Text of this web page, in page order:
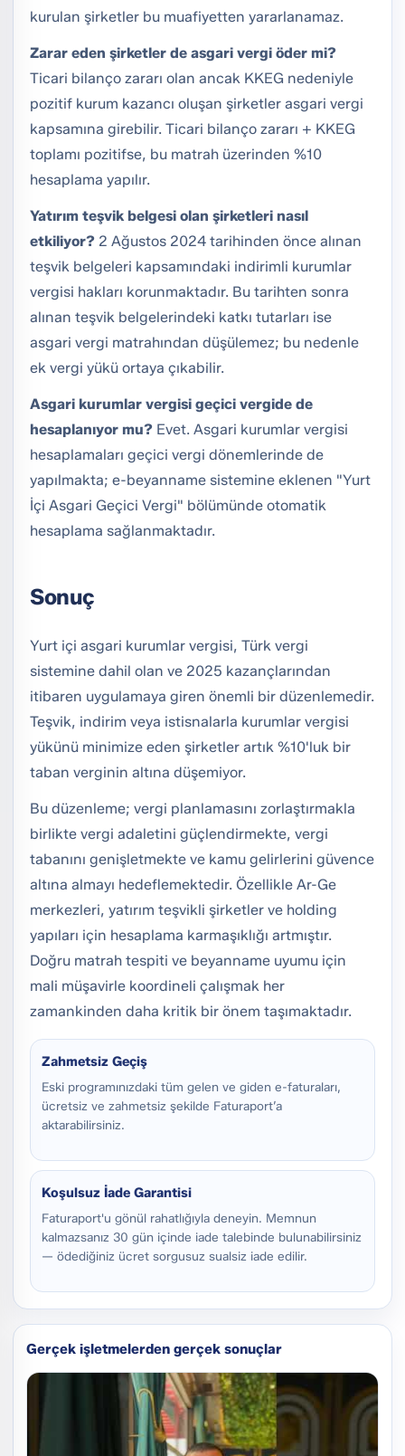
kurulan şirketler bu muafiyetten yararlanamaz.
Zarar eden şirketler de asgari vergi öder mi?
Ticari bilanço zararı olan ancak KKEG nedeniyle
pozitif kurum kazancı oluşan şirketler asgari vergi
kapsamına girebilir. Ticari bilanço zararı + KKEG
toplamı pozitifse, bu matrah üzerinden %10
hesaplama yapılır.
Yatırım teşvik belgesi olan şirketleri nasıl
etkiliyor? 2 Ağustos 2024 tarihinden önce alınan
teşvik belgeleri kapsamındaki indirimli kurumlar
vergisi hakları korunmaktadır. Bu tarihten sonra
alınan teşvik belgelerindeki katkı tutarları ise
asgari vergi matrahından düşülemez; bu nedenle
ek vergi yükü ortaya çıkabilir.
Asgari kurumlar vergisi geçici vergide de
hesaplanıyor mu? Evet. Asgari kurumlar vergisi
hesaplamaları geçici vergi dönemlerinde de
yapılmakta; e-beyanname sistemine eklenen "Yurt
İçi Asgari Geçici Vergi" bölümünde otomatik
hesaplama sağlanmaktadır.
Sonuç
Yurt içi asgari kurumlar vergisi, Türk vergi
sistemine dahil olan ve 2025 kazançlarından
itibaren uygulamaya giren önemli bir düzenlemedir.
Teşvik, indirim veya istisnalarla kurumlar vergisi
yükünü minimize eden şirketler artık %10'luk bir
taban verginin altına düşemiyor.
Bu düzenleme; vergi planlamasını zorlaştırmakla
birlikte vergi adaletini güçlendirmekte, vergi
tabanını genişletmekte ve kamu gelirlerini güvence
altına almayı hedeflemektedir. Özellikle Ar-Ge
merkezleri, yatırım teşvikli şirketler ve holding
yapıları için hesaplama karmaşıklığı artmıştır.
Doğru matrah tespiti ve beyanname uyumu için
mali müşavirle koordineli çalışmak her
zamankinden daha kritik bir önem taşımaktadır.
Zahmetsiz Geçiş
Eski programınızdaki tüm gelen ve giden e-faturaları,
ücretsiz ve zahmetsiz şekilde Faturaport’a
aktarabilirsiniz.
Koşulsuz İade Garantisi
Faturaport'u gönül rahatlığıyla deneyin. Memnun
kalmazsanız 30 gün içinde iade talebinde bulunabilirsiniz
— ödediğiniz ücret sorgusuz sualsiz iade edilir.
Gerçek işletmelerden gerçek sonuçlar